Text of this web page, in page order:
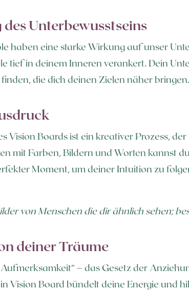
Unterbewusstseins
haben eine starke Wirkung auf unser
tief in deinem Inneren verankert. Dein
die dich deinen Zielen näher bringen.
Vision Boards ist ein kreativer Prozess,
mit Farben, Bildern und Worten kannst
Moment, um deiner Intuition zu
von Menschen die dir ähnlich sehen;
deiner Träume
– das Gesetz der
Vision Board bündelt deine Energie und